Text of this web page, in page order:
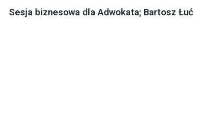
Sesja biznesowa dla Adwokata; Bartosz Łuć